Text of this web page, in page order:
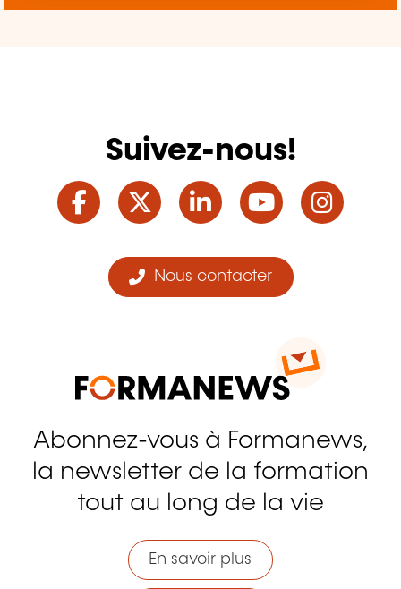
Suivez-nous!
Facebook
TwitterLinkedInYouTube
Nous contacter
Abonnez-vous à Formanews,
la newsletter de la formation
tout au long de la vie
En savoir plus